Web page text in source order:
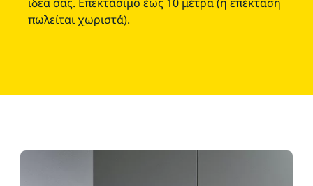
πωλείται χωριστά).